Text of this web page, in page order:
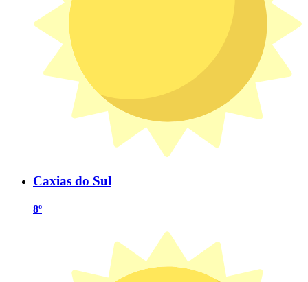
Caxias do Sul
8º